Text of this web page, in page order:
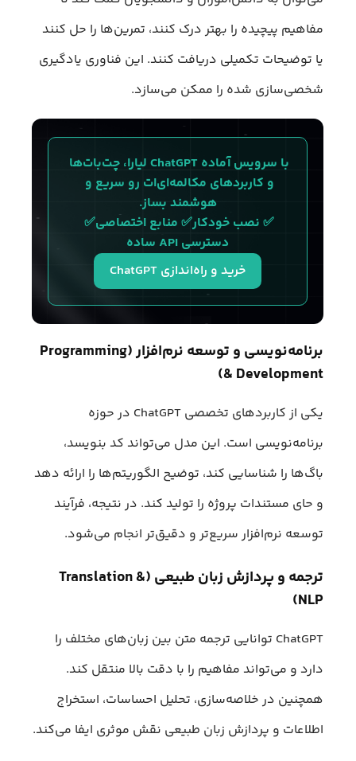
مفاهیم پیچیده را بهتر درک کنند، تمرین‌ها را حل کنند
یا توضیحات تکمیلی دریافت کنند. این فناوری یادگیری
شخصی‌سازی شده را ممکن می‌سازد.
با سرویس آماده ChatGPT لیارا، چت‌بات‌ها
و کاربردهای مکالمه‌ای‌ات رو سریع و
هوشمند بساز.
✅ نصب خودکار✅ منابع اختصاصی✅
دسترسی API ساده
خرید و راه‌اندازی ChatGPT
برنامه‌نویسی و توسعه نرم‌افزار (Programming
& Development)
یکی از کاربردهای تخصصی ChatGPT در حوزه
برنامه‌نویسی است. این مدل می‌تواند کد بنویسد،
باگ‌ها را شناسایی کند، توضیح الگوریتم‌ها را ارائه دهد
و حای مستندات پروژه را تولید کند. در نتیجه، فرآیند
توسعه نرم‌افزار سریع‌تر و دقیق‌تر انجام می‌شود.
ترجمه و پردازش زبان طبیعی (Translation &
NLP)
ChatGPT توانایی ترجمه متن بین زبان‌های مختلف را
دارد و می‌تواند مفاهیم را با دقت بالا منتقل کند.
همچنین در خلاصه‌سازی، تحلیل احساسات، استخراج
اطلاعات و پردازش زبان طبیعی نقش موثری ایفا می‌کند.